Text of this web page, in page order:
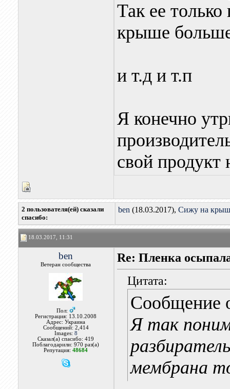
Так ее только
крыше
и т.д и т.п
Я конечно
свой продукт
2 пользователя(ей) сказали
cпасибо:
ben (18.03.2017), Сижу на
18.03.2017, 11:31
ben
Ветеран сообщества
Пол:
Регистрация: 13.10.2008
Адрес: Украина
Сообщений: 2,414
Images: 8
Сказал(а) спасибо: 419
Поблагодарили: 970 раз(а)
Репутация:48684
Re: Пленка
Цитата:
Сообщение
Я так
мембрана